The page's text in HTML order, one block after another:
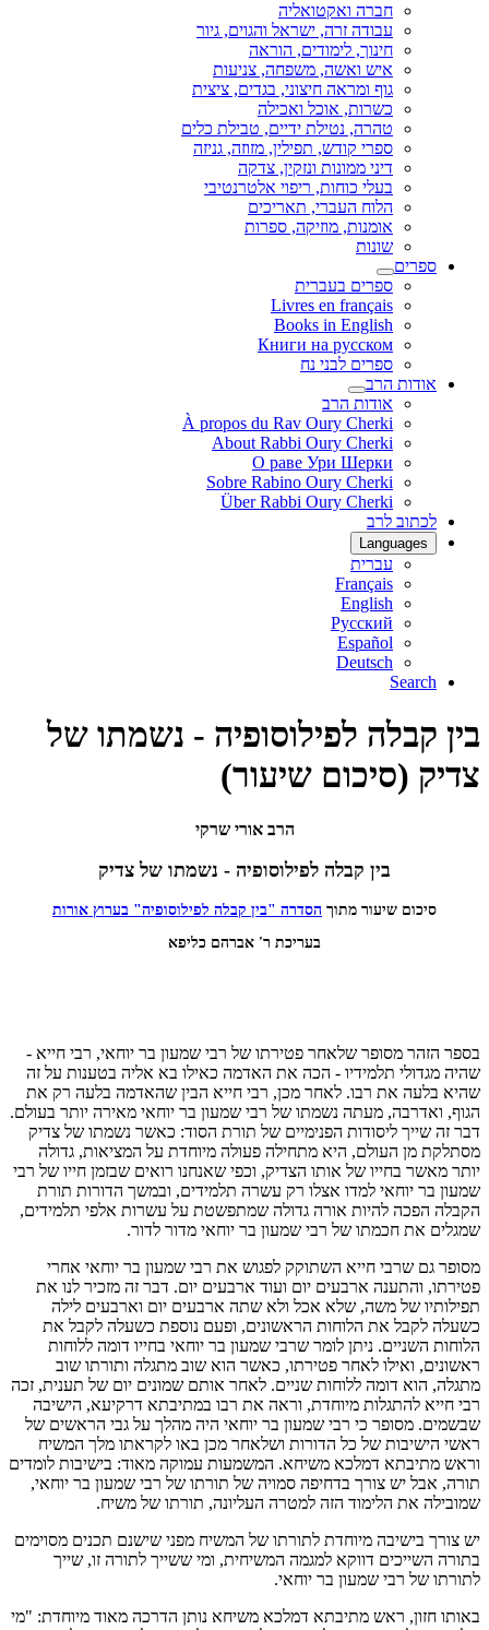
חברה ואקטואליה
עבודה זרה, ישראל והגוים, גיור
חינוך, לימודים, הוראה
איש ואשה, משפחה, צניעות
גוף ומראה חיצוני, בגדים, ציצית
כשרות, אוכל ואכילה
טהרה, נטילת ידיים, טבילת כלים
ספרי קודש, תפילין, מזוזה, גניזה
דיני ממונות ונזקין, צדקה
בעלי כוחות, ריפוי אלטרנטיבי
הלוח העברי, תאריכים
אומנות, מוזיקה, ספרות
שונות
ספרים
ספרים בעברית
Livres en français
Books in English
Книги на русском
ספרים לבני נח
אודות הרב
אודות הרב
À propos du Rav Oury Cherki
About Rabbi Oury Cherki
О раве Ури Шерки
Sobre Rabino Oury Cherki
Über Rabbi Oury Cherki
לכתוב לרב
Languages
עברית
Français
English
Русский
Español
Deutsch
Search
בין קבלה לפילוסופיה - נשמתו של
צדיק (סיכום שיעור)
הרב אורי שרקי
בין קבלה לפילוסופיה - נשמתו של צדיק
סיכום שיעור מתוך הסדרה "בין קבלה לפילוסופיה" בערוץ אורות
בעריכת ר' אברהם כליפא
בספר הזהר מסופר שלאחר פטירתו של רבי שמעון בר יוחאי, רבי חייא -
שהיה מגדולי תלמידיו - הכה את האדמה כאילו בא אליה בטענות על זה
שהיא בלעה את רבו. לאחר מכן, רבי חייא הבין שהאדמה בלעה רק את
הגוף, ואדרבה, מעתה נשמתו של רבי שמעון בר יוחאי מאירה יותר בעולם.
דבר זה שייך ליסודות הפנימיים של תורת הסוד: כאשר נשמתו של צדיק
מסתלקת מן העולם, היא מתחילה פעולה מיוחדת על המציאות, גדולה
יותר מאשר בחייו של אותו הצדיק, וכפי שאנחנו רואים שבזמן חייו של רבי
שמעון בר יוחאי למדו אצלו רק עשרה תלמידים, ובמשך הדורות תורת
הקבלה הפכה להיות אורה גדולה שמתפשטת על עשרות אלפי תלמידים,
שמגלים את חכמתו של רבי שמעון בר יוחאי מדור לדור.
מסופר גם שרבי חייא השתוקק לפגוש את רבי שמעון בר יוחאי אחרי
פטירתו, והתענה ארבעים יום ועוד ארבעים יום. דבר זה מזכיר לנו את
תפילותיו של משה, שלא אכל ולא שתה ארבעים יום וארבעים לילה
כשעלה לקבל את הלוחות הראשונים, ופעם נוספת כשעלה לקבל את
הלוחות השניים. ניתן לומר שרבי שמעון בר יוחאי בחייו דומה ללוחות
ראשונים, ואילו לאחר פטירתו, כאשר הוא שוב מתגלה ותורתו שוב
מתגלה, הוא דומה ללוחות שניים. לאחר אותם שמונים יום של תענית, זכה
רבי חייא להתגלות מיוחדת, וראה את רבו במתיבתא דרקיעא, הישיבה
שבשמים. מסופר כי רבי שמעון בר יוחאי היה מהלך על גבי הראשים של
ראשי הישיבות של כל הדורות ושלאחר מכן באו לקראתו מלך המשיח
וראש מתיבתא דמלכא משיחא. המשמעות עמוקה מאוד: בישיבות לומדים
תורה, אבל יש צורך בדחיפה סמויה של תורתו של רבי שמעון בר יוחאי,
שמובילה את הלימוד הזה למטרה העליונה, תורתו של משיח.
יש צורך בישיבה מיוחדת לתורתו של המשיח מפני שישנם תכנים מסוימים
בתורה השייכים דווקא למגמה המשיחית, ומי ששייך לתורה זו, שייך
לתורתו של רבי שמעון בר יוחאי.
באותו חזון, ראש מתיבתא דמלכא משיחא נותן הדרכה מאוד מיוחדת: "מי